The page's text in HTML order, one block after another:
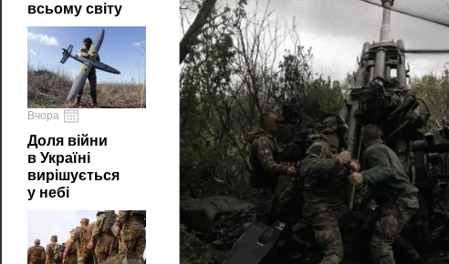
всьому світу
Вчора
Доля війни
в Україні
вирішується
у небі